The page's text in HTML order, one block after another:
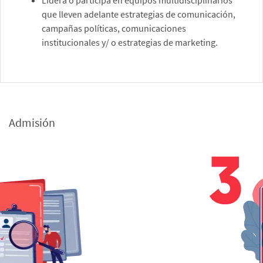
que lleven adelante estrategias de comunicación,
campañas políticas, comunicaciones
institucionales y/ o estrategias de marketing.
Admisión